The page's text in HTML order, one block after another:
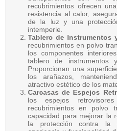
recubrimientos ofrecen
resistencia al calor,
de la luz y una
intemperie.
Tablero de Instrumentos
recubrimientos en polvo
los componentes
tablero de instrumentos
Proporcionan una
los arañazos,
atractivo estético de los
Carcasas de Espejos
los espejos
recubrimientos en polvo
capacidad para mejorar la
la protección contra la